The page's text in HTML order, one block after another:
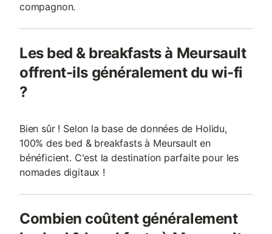
compagnon.
Les bed & breakfasts à Meursault
offrent-ils généralement du wi-fi
?
Bien sûr ! Selon la base de données de Holidu,
100% des bed & breakfasts à Meursault en
bénéficient. C'est la destination parfaite pour les
nomades digitaux !
Combien coûtent généralement